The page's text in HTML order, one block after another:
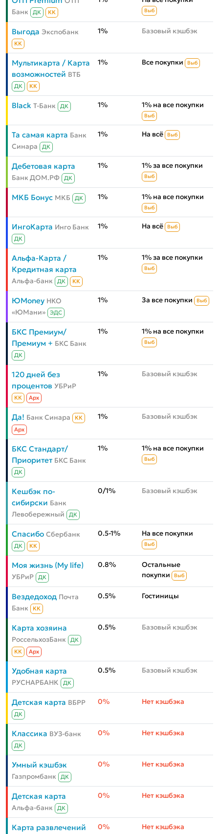
Банк
ДК КК Выб
Выгода Экспобанк
КК
1% Базовый кэшбэк
Мультикарта / Карта
возможностей ВТБ
ДК КК
1% Все покупки Выб
Black Т-Банк ДК 1% 1% на все покупки
Выб
Та самая карта Банк
Синара
ДК
1% На всё Выб
Дебетовая карта
Банк ДОМ.РФ ДК
1% 1% за все покупки
Выб
МКБ Бонус МКБ ДК 1% 1% на все покупки
Выб
ИнгоКарта Инго Банк
ДК
1% На всё Выб
Альфа-Карта /
Кредитная карта
Альфа-банк ДК КК
1% 1% за все покупки
Выб
ЮMoney НКО
«ЮМани»
ЭДС
1% За все покупки Выб
БКС Премиум/
Премиум + БКС Банк
ДК
1% 1% на все покупки
Выб
120 дней без
процентов УБРиР
КК Aрх
1% Базовый кэшбэк
Да! Банк Синара
КК
Aрх
1% Базовый кэшбэк
БКС Стандарт/
Приоритет БКС Банк
ДК
1% 1% на все покупки
Выб
Кешбэк по-
сибирски Банк
Левобережный
ДК
0/1% Базовый кэшбэк
Спасибо Сбербанк
ДК КК
0.5-1% На все покупки
Выб
Моя жизнь (My life)
УБРиР ДК
0.8%
Остальные
покупки
Выб
Вездедоход Почта
Банк
КК
0.5% Гостиницы
Карта хозяина
РоссельхозБанк
ДК
КК
Aрх
0.5% Базовый кэшбэк
Удобная карта
РУСНАРБАНК ДК
0.5% Базовый кэшбэк
Детская карта ВБРР
ДК
0% Нет кэшбэка
Классика ВУЗ-банк
ДК
0% Нет кэшбэка
Умный кэшбэк
Газпромбанк ДК
0% Нет кэшбэка
Детская карта
Альфа-банк ДК
0% Нет кэшбэка
Карта развлечений 0% Нет кэшбэка